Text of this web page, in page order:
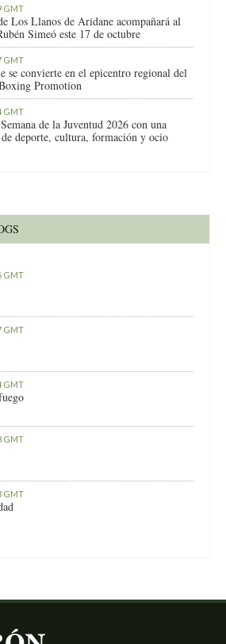
GMT
Los Llanos de Aridane acompañará al
Simeó este 17 de octubre
GMT
se convierte en el epicentro regional del
Promotion
GMT
de la Juventud 2026 con una
deporte, cultura, formación y ocio
GMT
GMT
GMT
GMT
GMT